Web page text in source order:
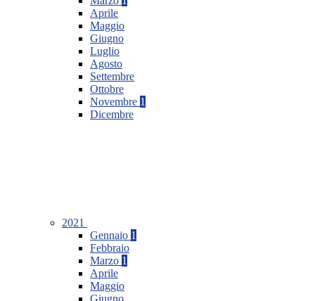
Aprile
Maggio
Giugno
Luglio
Agosto
Settembre
Ottobre
Novembre 1
Dicembre
2021
Gennaio 1
Febbraio
Marzo 1
Aprile
Maggio